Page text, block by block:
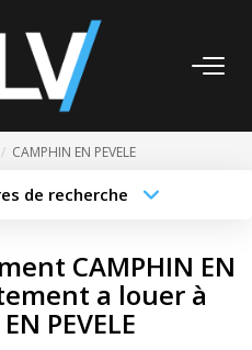
CAMPHIN EN PEVELE
de recherche
Surface min
CAMPHIN EN
a louer à
PEVELE